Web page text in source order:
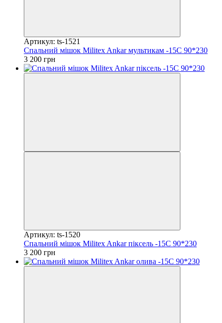
Артикул: ts-1521
Спальний мішок Militex Ankar мультикам -15С 90*230
3 200 грн
Артикул: ts-1520
Спальний мішок Militex Ankar піксель -15С 90*230
3 200 грн